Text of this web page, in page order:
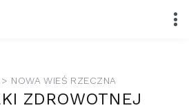
> NOWA WIEŚ RZECZNA
ZDROWOTNEJ